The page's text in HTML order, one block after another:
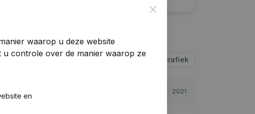
Tabel Grafiek
2021
Close
waarop u deze website
controle over de manier waarop ze
en